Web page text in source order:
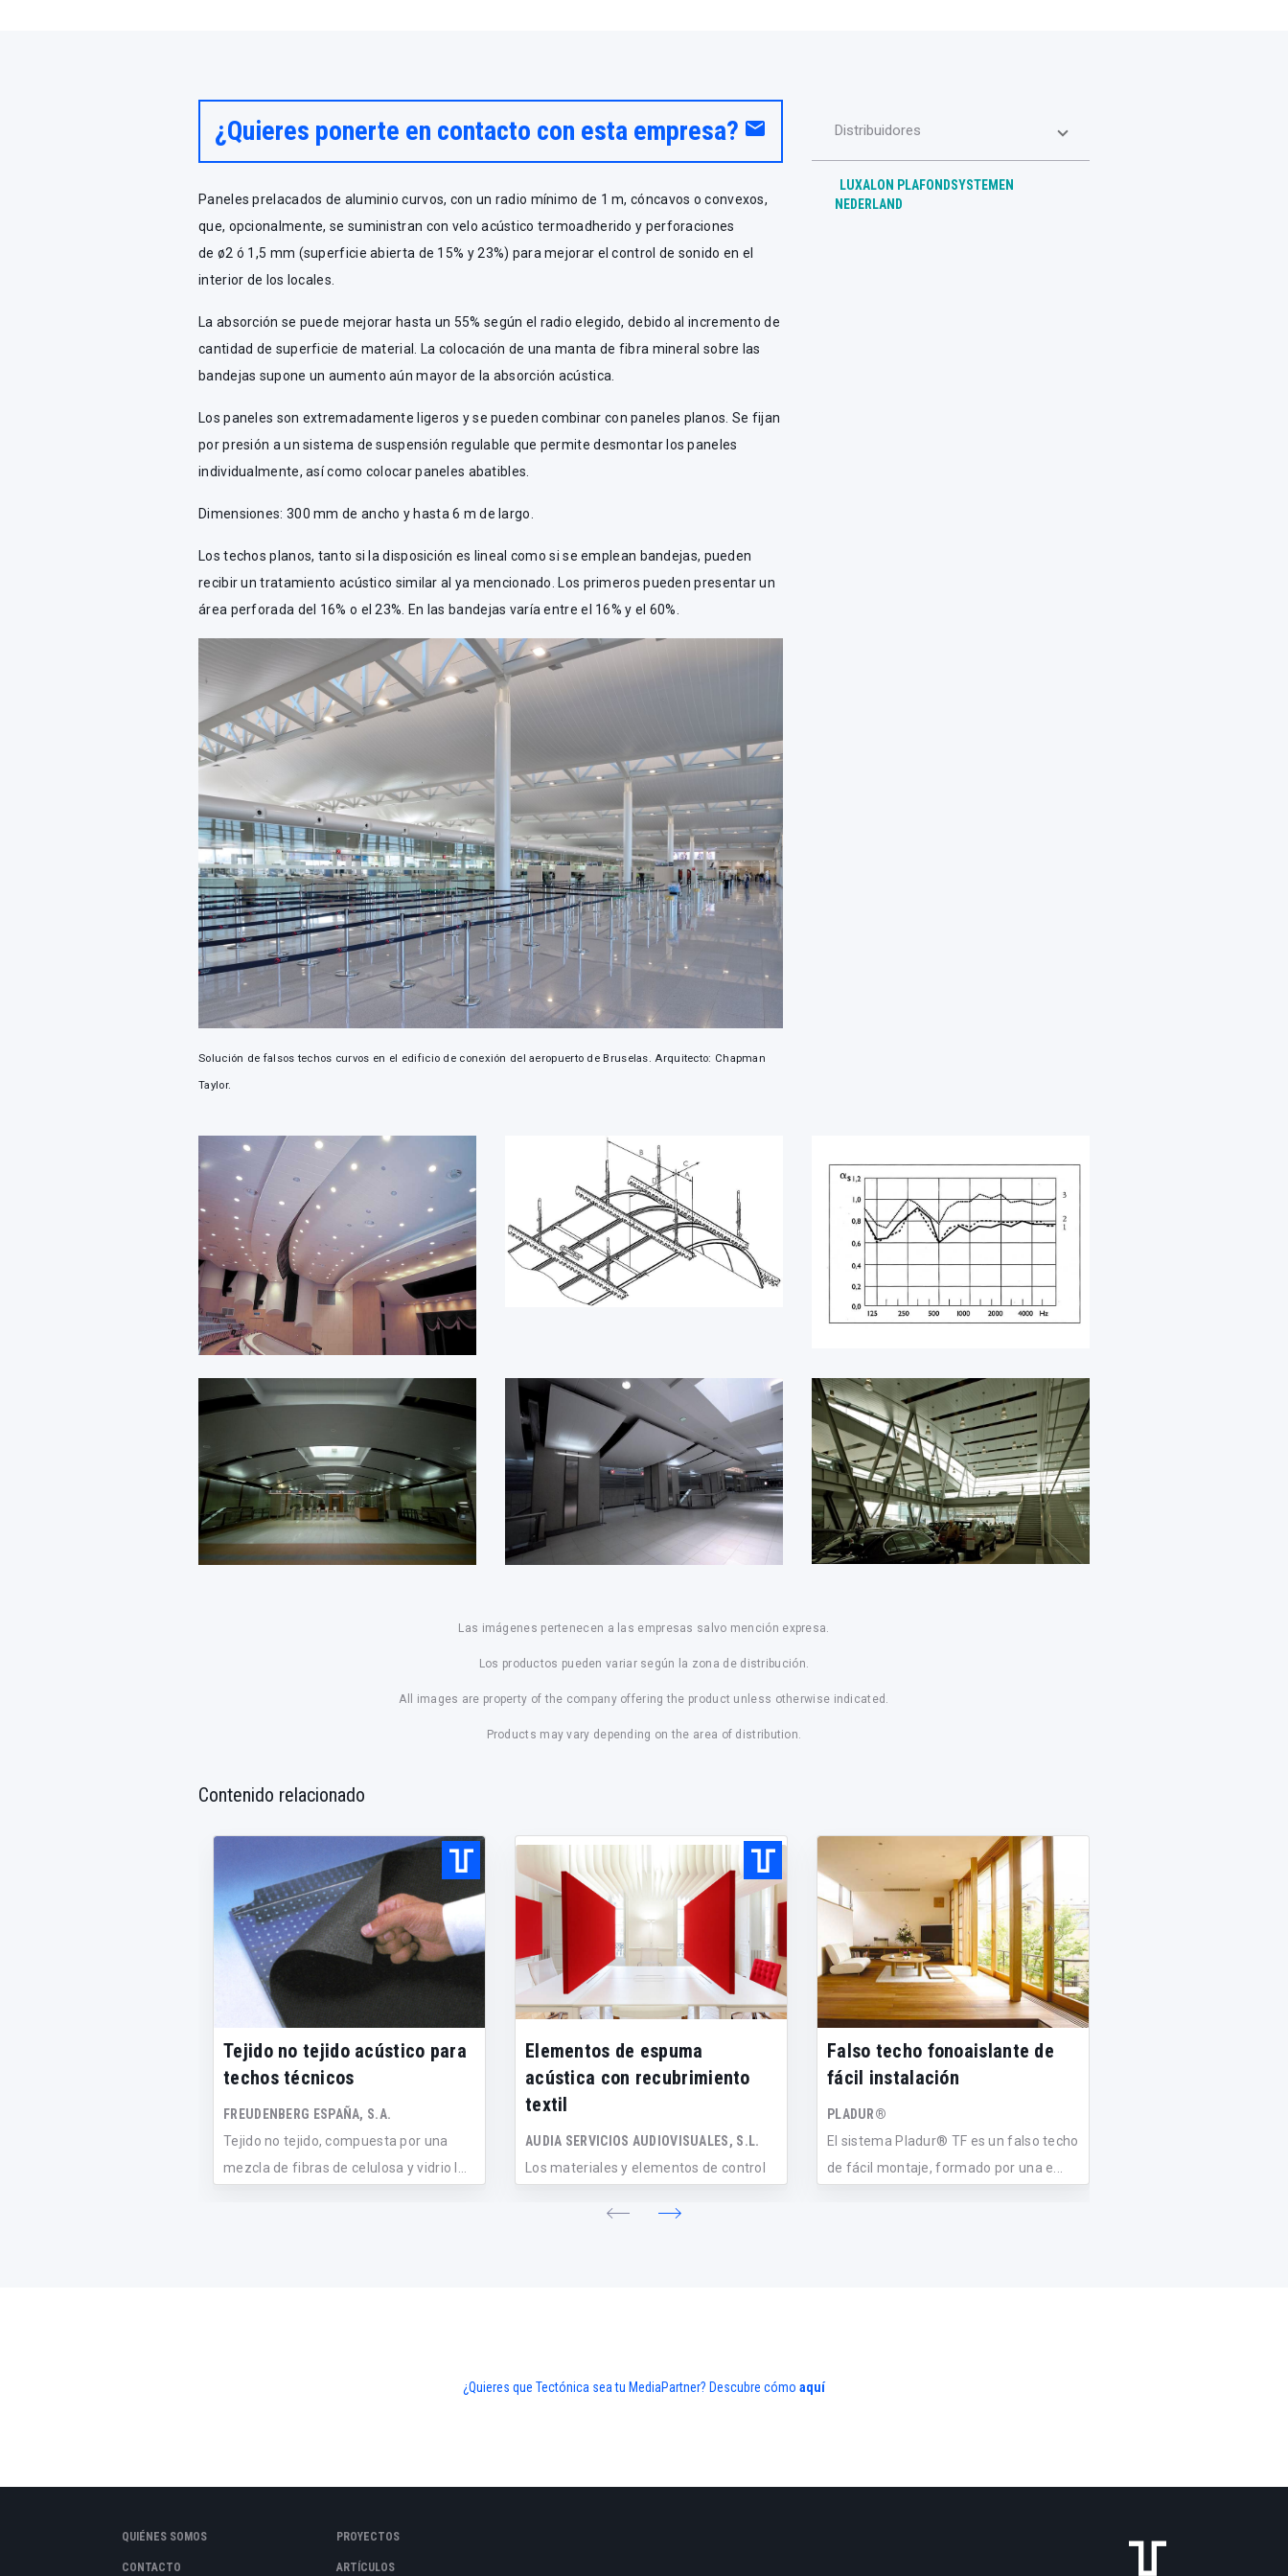
¿Quieres ponerte en contacto con esta empresa? email
Paneles prelacados de aluminio curvos, con un radio mínimo de 1 m, cóncavos o convexos,
que, opcionalmente, se suministran con velo acústico termoadherido y perforaciones
de ø2 ó 1,5 mm (superficie abierta de 15% y 23%) para mejorar el control de sonido en el
interior de los locales.
La absorción se puede mejorar hasta un 55% según el radio elegido, debido al incremento de
cantidad de superficie de material. La colocación de una manta de fibra mineral sobre las
bandejas supone un aumento aún mayor de la absorción acústica.
Los paneles son extremadamente ligeros y se pueden combinar con paneles planos. Se fijan
por presión a un sistema de suspensión regulable que permite desmontar los paneles
individualmente, así como colocar paneles abatibles.
Dimensiones: 300 mm de ancho y hasta 6 m de largo.
Los techos planos, tanto si la disposición es lineal como si se emplean bandejas, pueden
recibir un tratamiento acústico similar al ya mencionado. Los primeros pueden presentar un
área perforada del 16% o el 23%. En las bandejas varía entre el 16% y el 60%.
Solución de falsos techos curvos en el edificio de conexión del aeropuerto de Bruselas. Arquitecto: Chapman
Taylor.
Distribuidores
LUXALON PLAFONDSYSTEMEN
NEDERLAND
Las imágenes pertenecen a las empresas salvo mención expresa.
Los productos pueden variar según la zona de distribución.
All images are property of the company offering the product unless otherwise indicated.
Products may vary depending on the area of distribution.
Contenido relacionado
Tejido no tejido acústico para
techos técnicos
FREUDENBERG ESPAÑA, S.A.
Tejido no tejido, compuesta por una
mezcla de fibras de celulosa y vidrio l...
Elementos de espuma
acústica con recubrimiento
textil
AUDIA SERVICIOS AUDIOVISUALES, S.L.
Los materiales y elementos de control
Falso techo fonoaislante de
fácil instalación
PLADUR®
El sistema Pladur® TF es un falso techo
de fácil montaje, formado por una e...
¿Quieres que Tectónica sea tu MediaPartner? Descubre cómo aquí
QUIÉNES SOMOS
CONTACTO
PROYECTOS
ARTÍCULOS